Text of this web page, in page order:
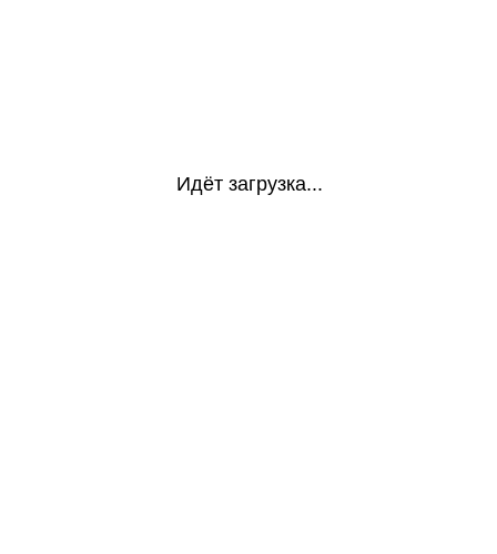
Идёт загрузка...